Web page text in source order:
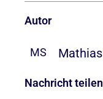
Autor
MS
Nachricht teilen